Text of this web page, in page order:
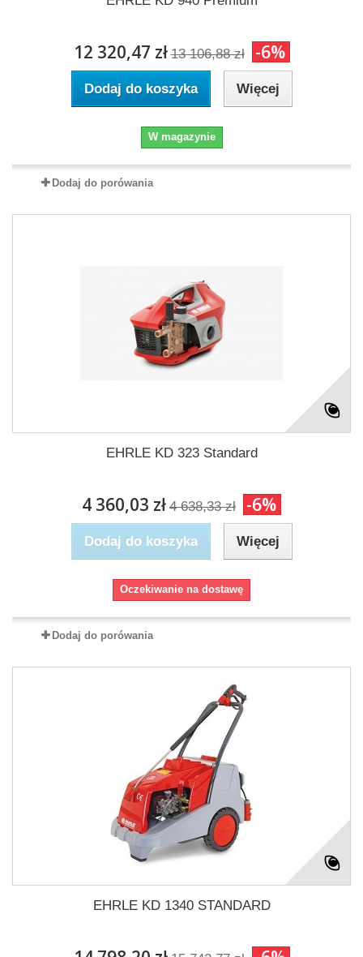
12 320,47 zł 13 106,88 zł -6%
Dodaj do koszyka Więcej
W magazynie
Dodaj do porówania
EHRLE KD 323 Standard
4 360,03 zł 4 638,33 zł -6%
Dodaj do koszyka Więcej
Oczekiwanie na dostawę
Dodaj do porówania
EHRLE KD 1340 STANDARD